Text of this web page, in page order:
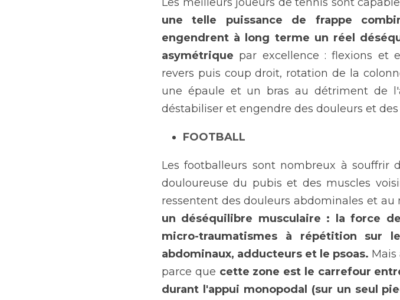
une telle puissance de frappe
engendrent à long terme un réel
asymétrique par excellence : flexions et
revers puis coup droit, rotation de la
une épaule et un bras au détriment de
déstabiliser et engendre des douleurs et des
FOOTBALL
Les footballeurs sont nombreux à souffrir
douloureuse du pubis et des muscles
ressentent des douleurs abdominales et au
un déséquilibre musculaire : la force
micro-traumatismes à répétition sur
abdominaux, adducteurs et le psoas.
parce que cette zone est le carrefour
durant l'appui monopodal (sur un seul